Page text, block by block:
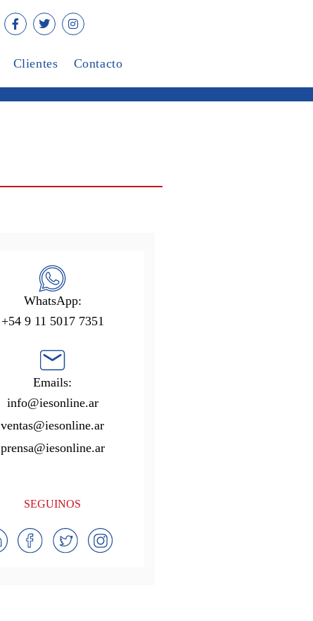
Clientes Contacto
WhatsApp:
+54 9 11 5017 7351
Emails:
info@iesonline.ar
ventas@iesonline.ar
prensa@iesonline.ar
SEGUINOS